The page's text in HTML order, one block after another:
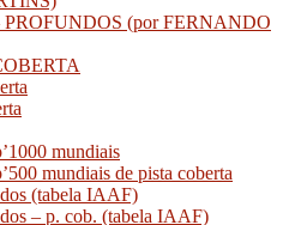
PROFUNDOS (por FERNANDO
mundiais
mundiais de pista coberta
(tabela IAAF)
– p. cob. (tabela IAAF)